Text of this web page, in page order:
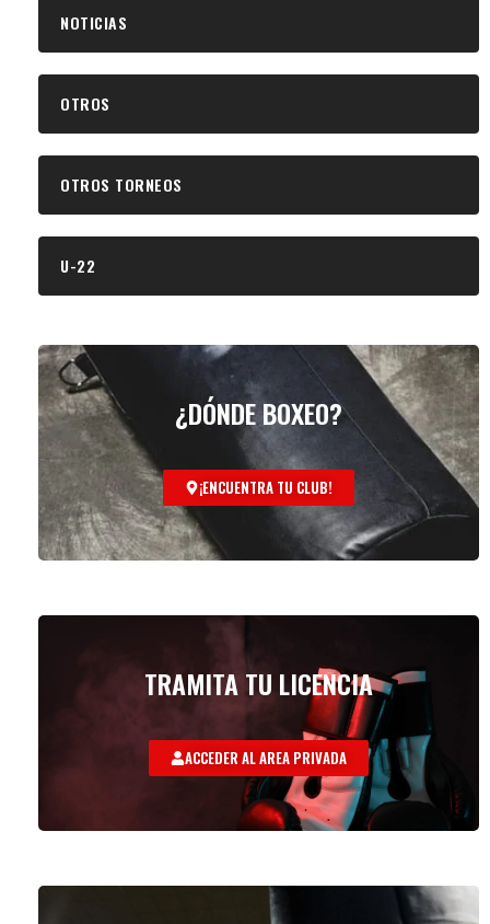
NOTICIAS
OTROS
OTROS TORNEOS
U-22
¿DÓNDE BOXEO?
¡ENCUENTRA TU CLUB!
TRAMITA TU LICENCIA
ACCEDER AL AREA PRIVADA